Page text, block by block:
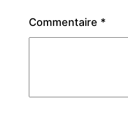
Commentaire *